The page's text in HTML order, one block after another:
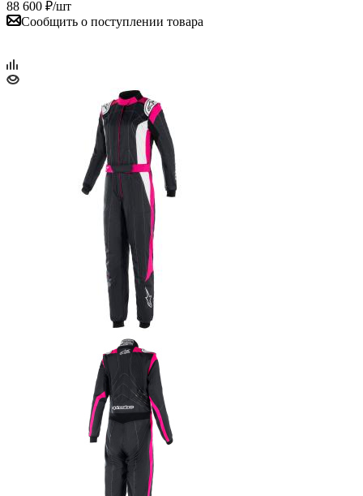
88 600 ₽/шт
Сообщить о поступлении товара